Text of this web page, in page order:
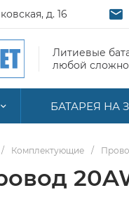
д. 16
Литиевые
любой
БАТАРЕЯ НА
/ Комплектующие /